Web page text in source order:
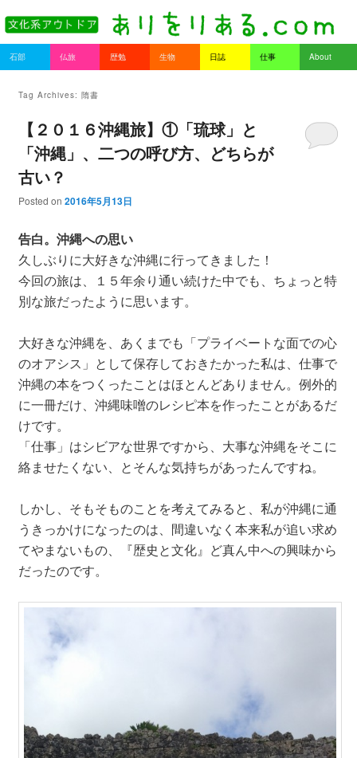
Main menu
Skip to primary content
Skip to secondary content
石部 仏旅 歴勉 生物 日誌 仕事 About
Tag Archives: 隋書
【２０１６沖縄旅】①「琉球」と
「沖縄」、二つの呼び方、どちらが
古い？
Posted on 2016年5月13日
告白。沖縄への思い
久しぶりに大好きな沖縄に行ってきました！
今回の旅は、１５年余り通い続けた中でも、ちょっと特
別な旅だったように思います。
大好きな沖縄を、あくまでも「プライベートな面での心
のオアシス」として保存しておきたかった私は、仕事で
沖縄の本をつくったことはほとんどありません。例外的
に一冊だけ、沖縄味噌のレシピ本を作ったことがあるだ
けです。
「仕事」はシビアな世界ですから、大事な沖縄をそこに
絡ませたくない、とそんな気持ちがあったんですね。
しかし、そもそものことを考えてみると、私が沖縄に通
うきっかけになったのは、間違いなく本来私が追い求め
てやまないもの、『歴史と文化』ど真ん中への興味から
だったのです。